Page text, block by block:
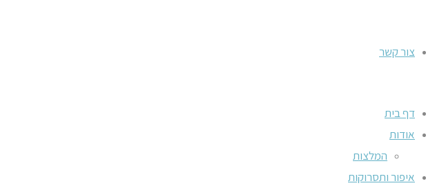
צור קשר
דף בית
אודות
המלצות
איפור ותסרוקות